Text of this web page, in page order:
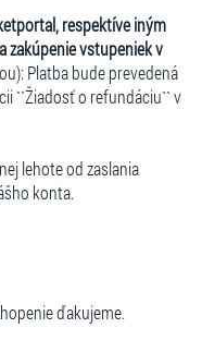
respektíve iným
zakúpenie vstupeniek v
Platba bude prevedená
``Žiadosť o refundáciu`` v
lehote od zaslania
konta.
ďakujeme.